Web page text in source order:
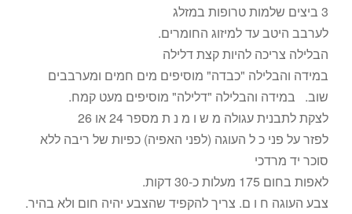
3 ביצים שלמות טרופות במזלג
לערבב היטב עד למיזוג החומרים.
הבלילה צריכה להיות קצת דלילה
במידה והבלילה "כבדה" מוסיפים מים חמים ומערבבים
שוב. במידה והבלילה "דלילה" מוסיפים מעט קמח.
לצקת לתבנית עגולה מ ש ו מ נ ת מספר 24 או 26
לפזר על פני כ ל העוגה (לפני האפיה) כפיות של ריבה ללא
סוכר יד מרדכי
לאפות בחום 175 מעלות כ-30 דקות.
צבע העוגה ח ו ם. צריך להקפיד שהצבע יהיה חום ולא בהיר.